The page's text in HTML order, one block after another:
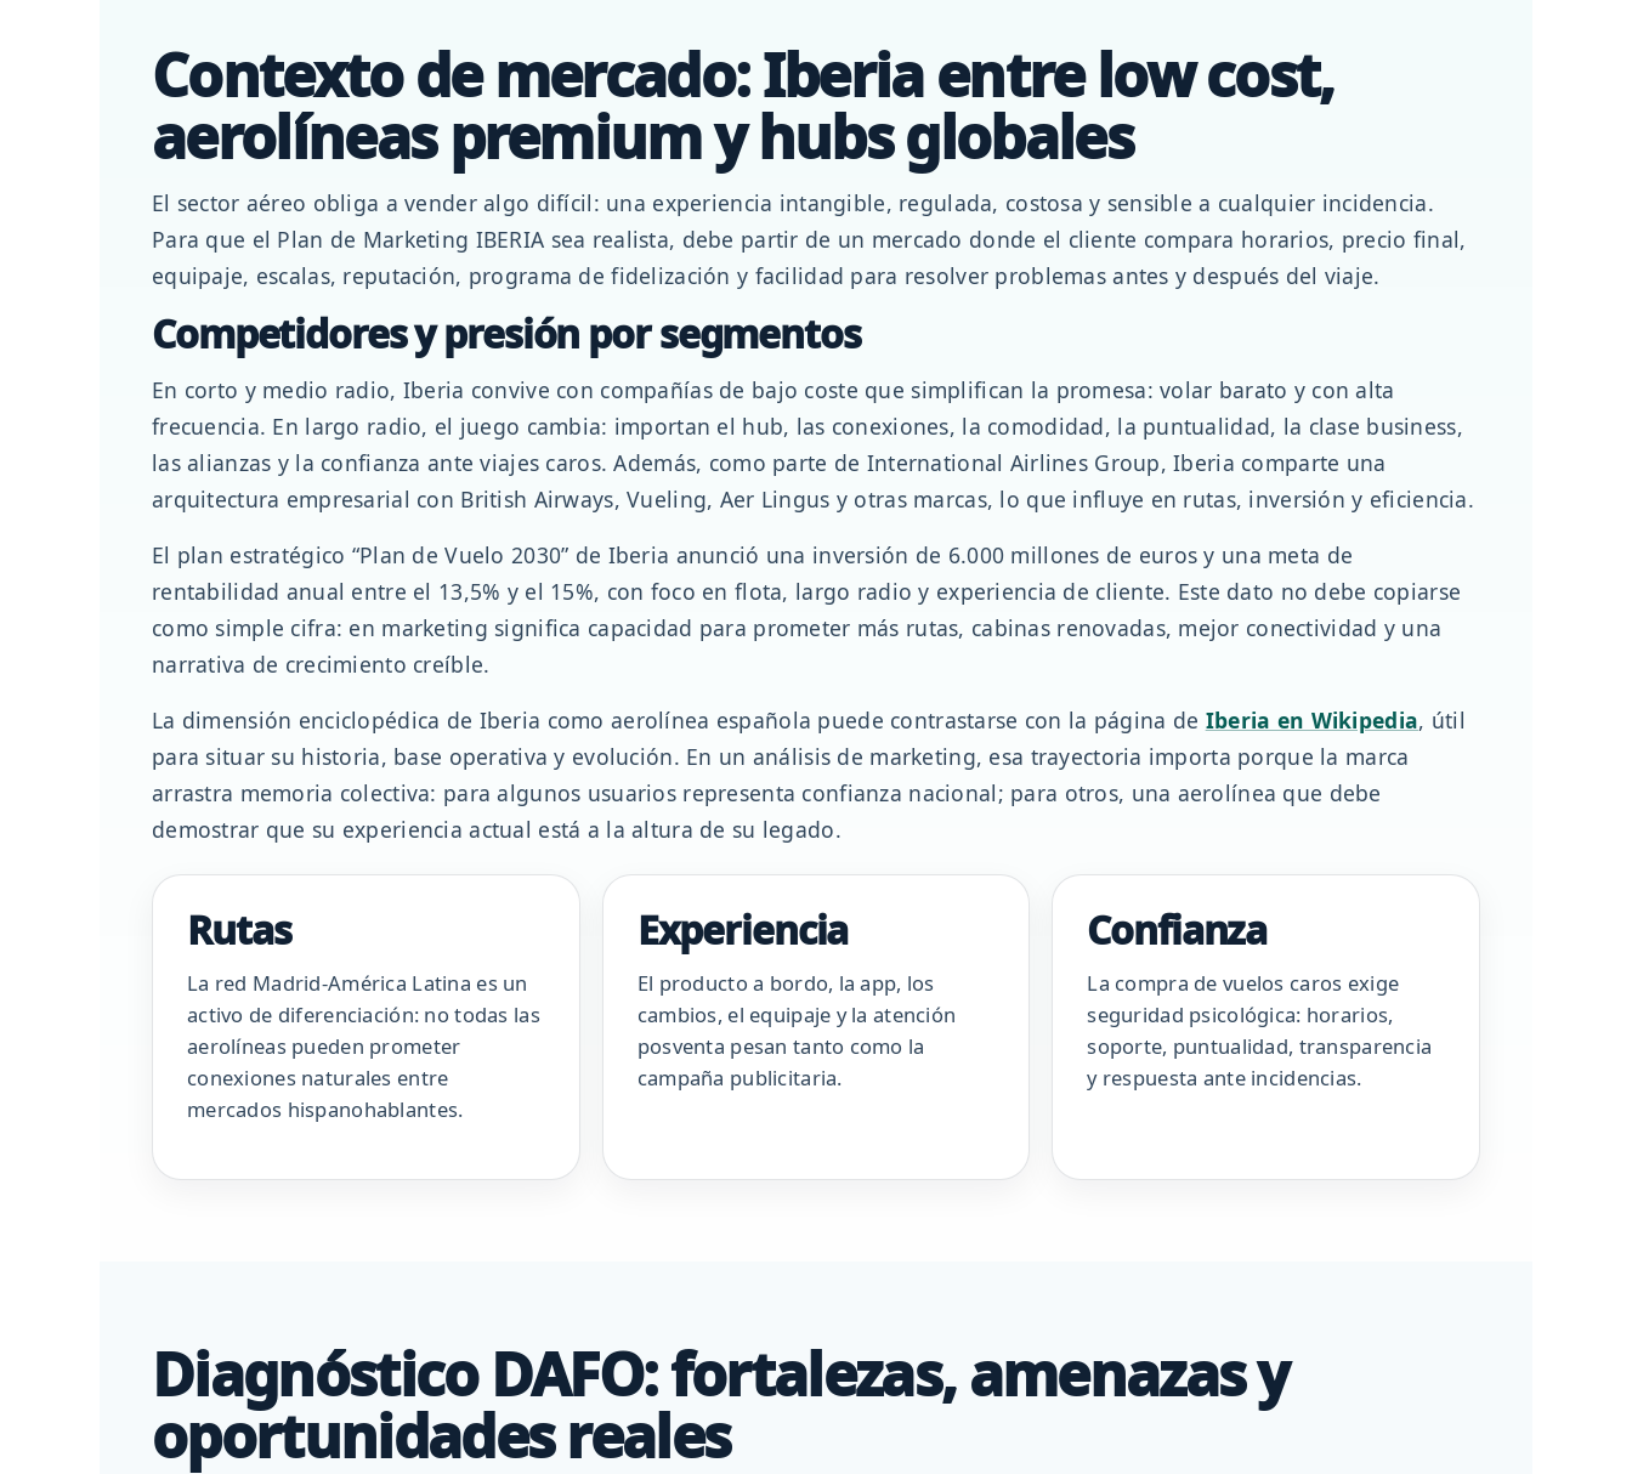
Contexto de mercado: Iberia entre low cost,
aerolíneas premium y hubs globales
El sector aéreo obliga a vender algo difícil: una experiencia intangible, regulada, costosa y sensible a cualquier incidencia.
Para que el Plan de Marketing IBERIA sea realista, debe partir de un mercado donde el cliente compara horarios, precio final,
equipaje, escalas, reputación, programa de fidelización y facilidad para resolver problemas antes y después del viaje.
Competidores y presión por segmentos
En corto y medio radio, Iberia convive con compañías de bajo coste que simplifican la promesa: volar barato y con alta
frecuencia. En largo radio, el juego cambia: importan el hub, las conexiones, la comodidad, la puntualidad, la clase business,
las alianzas y la confianza ante viajes caros. Además, como parte de International Airlines Group, Iberia comparte una
arquitectura empresarial con British Airways, Vueling, Aer Lingus y otras marcas, lo que influye en rutas, inversión y eficiencia.
El plan estratégico “Plan de Vuelo 2030” de Iberia anunció una inversión de 6.000 millones de euros y una meta de
rentabilidad anual entre el 13,5% y el 15%, con foco en flota, largo radio y experiencia de cliente. Este dato no debe copiarse
como simple cifra: en marketing significa capacidad para prometer más rutas, cabinas renovadas, mejor conectividad y una
narrativa de crecimiento creíble.
La dimensión enciclopédica de Iberia como aerolínea española puede contrastarse con la página de Iberia en Wikipedia, útil
para situar su historia, base operativa y evolución. En un análisis de marketing, esa trayectoria importa porque la marca
arrastra memoria colectiva: para algunos usuarios representa confianza nacional; para otros, una aerolínea que debe
demostrar que su experiencia actual está a la altura de su legado.
Rutas
La red Madrid-América Latina es un
activo de diferenciación: no todas las
aerolíneas pueden prometer
conexiones naturales entre
mercados hispanohablantes.
Experiencia
El producto a bordo, la app, los
cambios, el equipaje y la atención
posventa pesan tanto como la
campaña publicitaria.
Confianza
La compra de vuelos caros exige
seguridad psicológica: horarios,
soporte, puntualidad, transparencia
y respuesta ante incidencias.
Diagnóstico DAFO: fortalezas, amenazas y
oportunidades reales